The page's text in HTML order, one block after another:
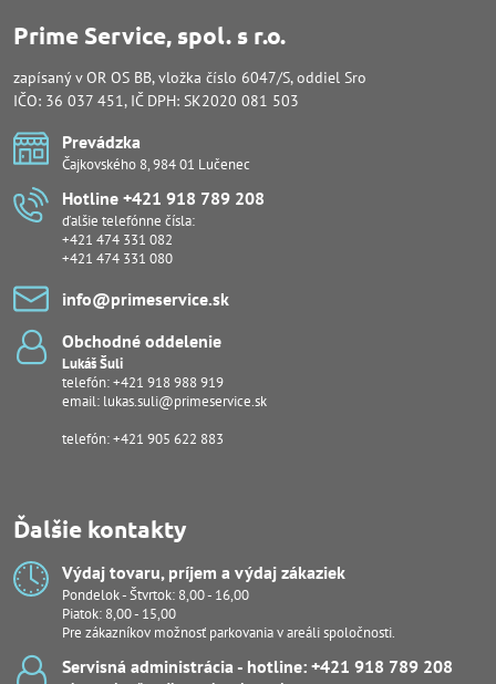
Prime Service, spol. s r.o.
zapísaný v OR OS BB, vložka číslo 6047/S, oddiel Sro
IČO: 36 037 451, IČ DPH: SK2020 081 503
Prevádzka
Čajkovského 8, 984 01 Lučenec
Hotline +421 918 789 208
ďalšie telefónne čísla:
+421 474 331 082
+421 474 331 080
info​@primeservice​.sk
Obchodné oddelenie
Lukáš Šuli
telefón:+421 918 988 919
email: lukas.suli@primeservice.sk
telefón: +421 905 622 883
Ďalšie kontakty
Výdaj tovaru, príjem a výdaj zákaziek
Pondelok - Štvrtok: 8,00 - 16,00
Piatok: 8,00 - 15,00
Pre zákazníkov možnosť parkovania v areáli spoločnosti.
Servisná administrácia - hotline: +421 918 789 208